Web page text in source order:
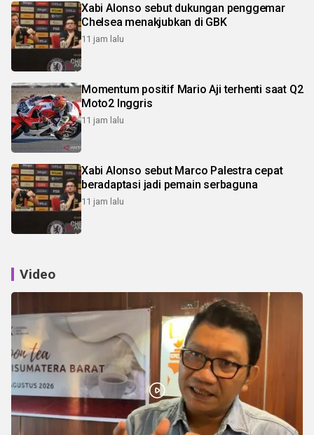
Xabi Alonso sebut dukungan penggemar
Chelsea menakjubkan di GBK
11 jam lalu
Momentum positif Mario Aji terhenti saat Q2
Moto2 Inggris
11 jam lalu
Xabi Alonso sebut Marco Palestra cepat
beradaptasi jadi pemain serbaguna
11 jam lalu
Video